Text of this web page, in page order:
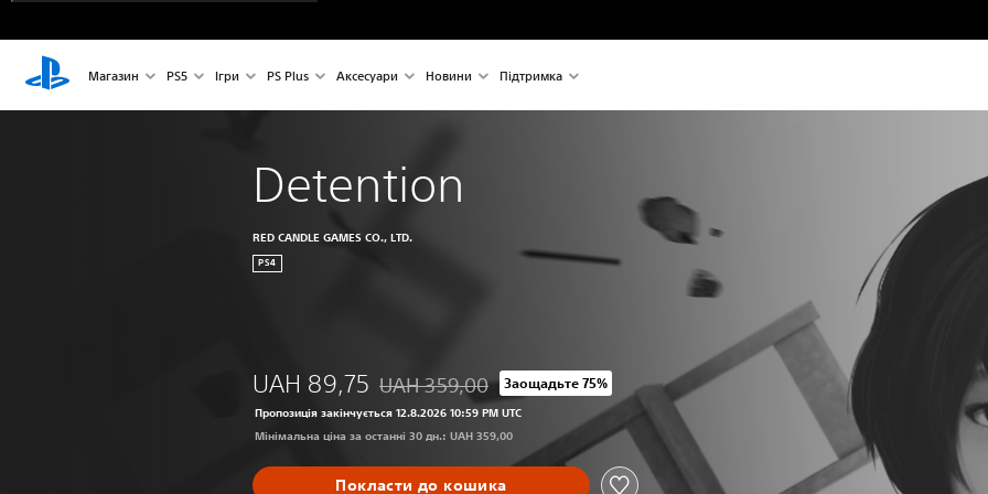
Магазин PS5 Ігри PS Plus Аксесуари Новини Підтримка
Detention
RED CANDLE GAMES CO., LTD.
PS4
UAH 89,75 Знижка від початкової ціни UAH 359,00
UAH 359,00 Заощадьте 75%
Пропозиція закінчується 12.8.2026 10:59 PM UTC
Мінімальна ціна за останні 30 дн.: UAH 359,00
Покласти до кошика